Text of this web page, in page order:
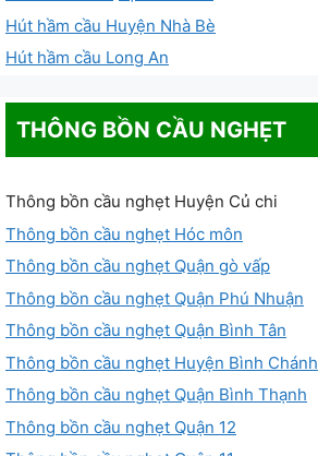
Hút hầm cầu Huyện Nhà Bè
Hút hầm cầu Long An
THÔNG BỒN CẦU NGHẸT
Thông bồn cầu nghẹt Huyện Củ chi
Thông bồn cầu nghẹt Hóc môn
Thông bồn cầu nghẹt Quận gò vấp
Thông bồn cầu nghẹt Quận Phú Nhuận
Thông bồn cầu nghẹt Quận Bình Tân
Thông bồn cầu nghẹt Huyện Bình Chánh
Thông bồn cầu nghẹt Quận Bình Thạnh
Thông bồn cầu nghẹt Quận 12